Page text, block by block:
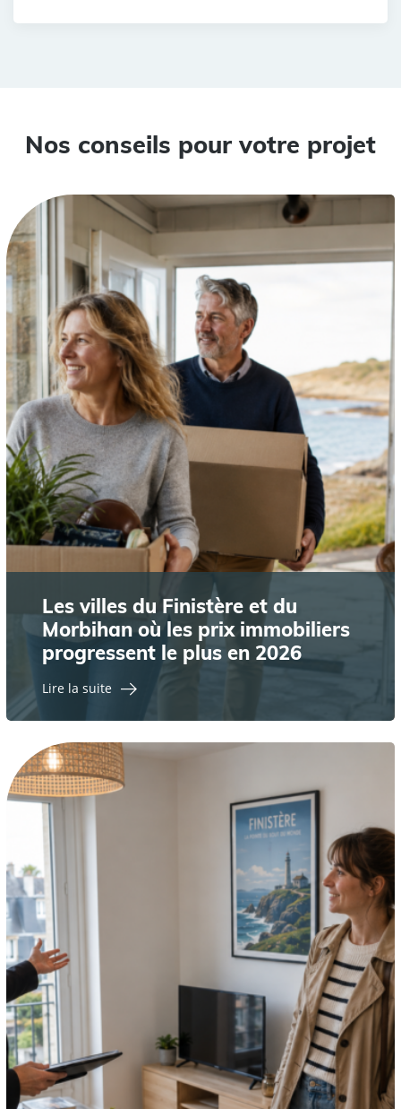
Nos conseils pour votre projet
Les villes du Finistère et du
Morbihan où les prix immobiliers
progressent le plus en 2026
Lire la suite